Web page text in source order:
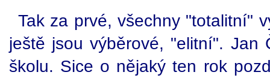
Tak za prvé, všechny "totalitní"
ještě jsou výběrové, "elitní". Jan
školu. Sice o nějaký ten rok